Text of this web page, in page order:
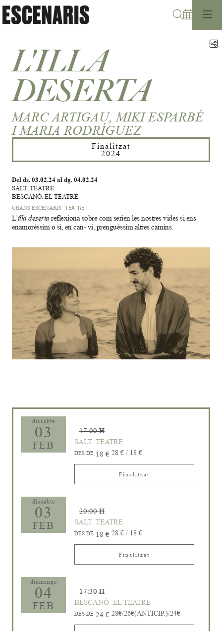
L'ILLA
DESERTA
MARC ARTIGAU, MIKI ESPARBÉ
I MARIA RODRÍGUEZ
Finalitzat
2024
Del ds. 03.02.24 al dg. 04.02.24
SALT. TEATRE
BESCANÓ. EL TEATRE
GRANS ESCENARIS TEATRE
L’illa deserta reflexiona sobre com serien les nostres vides si ens
enamoréssim o si, en can- vi, prenguéssim altres camins.
dissabte
03
FEB
17:00 H
SALT. TEATRE
DES DE 18 € 28 € / 18 €
Finalitzat
dissabte
03
FEB
20:00 H
SALT. TEATRE
DES DE 18 € 28 € / 18 €
Finalitzat
diumenge
04
FEB
17:30 H
BESCANÓ. EL TEATRE
DES DE 24 € 28€/26€(ANTICIP.)/24€